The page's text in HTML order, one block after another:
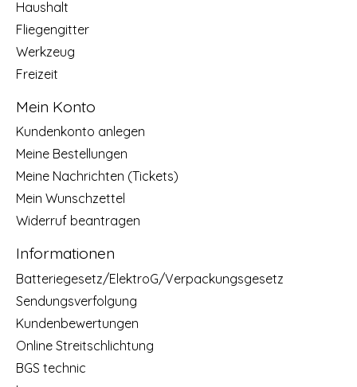
Haushalt
Fliegengitter
Werkzeug
Freizeit
Mein Konto
Kundenkonto anlegen
Meine Bestellungen
Meine Nachrichten (Tickets)
Mein Wunschzettel
Widerruf beantragen
Informationen
Batteriegesetz/ElektroG/Verpackungsgesetz
Sendungsverfolgung
Kundenbewertungen
Online Streitschlichtung
BGS technic